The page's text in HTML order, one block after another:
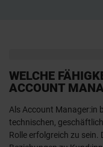
WELCHE
ACCOUNT
Als Account Manager:in
technischen,
Rolle erfolgreich zu sein.